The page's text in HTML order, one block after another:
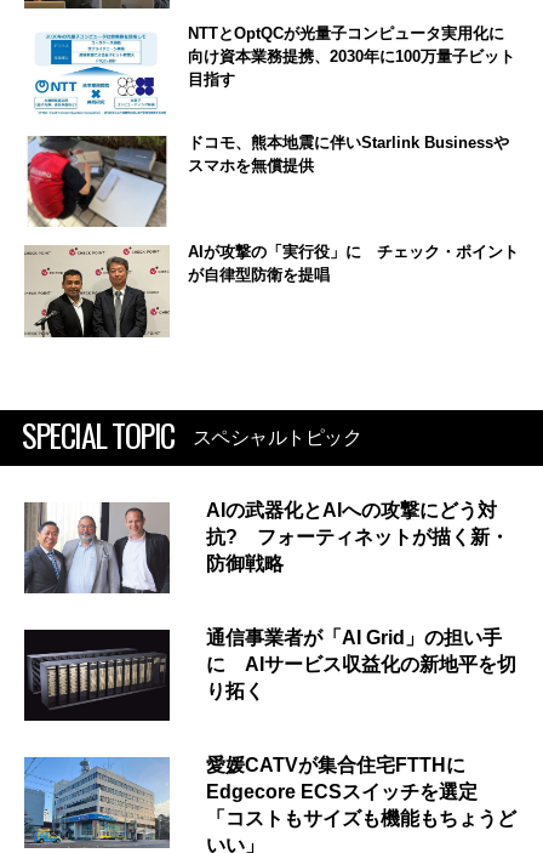
NTTとOptQCが光量子コンピュータ実用化に
向け資本業務提携、2030年に100万量子ビット
目指す
ドコモ、熊本地震に伴いStarlink Businessや
スマホを無償提供
AIが攻撃の「実行役」に チェック・ポイント
が自律型防衛を提唱
SPECIAL TOPIC スペシャルトピック
AIの武器化とAIへの攻撃にどう対
抗? フォーティネットが描く新・
防御戦略
通信事業者が「AI Grid」の担い手
に AIサービス収益化の新地平を切
り拓く
愛媛CATVが集合住宅FTTHに
Edgecore ECSスイッチを選定
「コストもサイズも機能もちょうど
いい」